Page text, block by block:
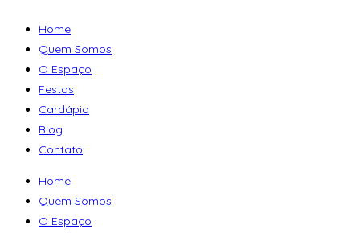
Home
Quem Somos
O Espaço
Festas
Cardápio
Blog
Contato
Home
Quem Somos
O Espaço